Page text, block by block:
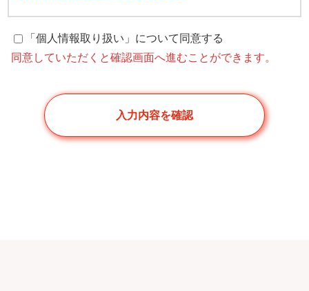
「個人情報取り扱い」について同意する
同意していただくと確認画面へ進むことができます。